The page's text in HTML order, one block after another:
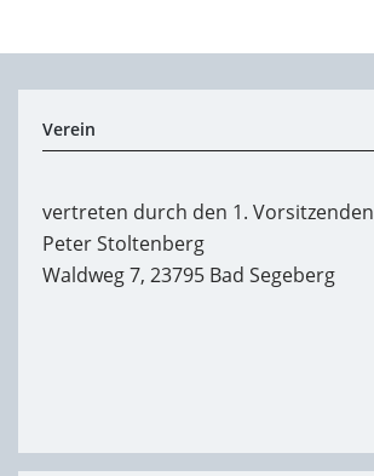
Verein
vertreten durch den 1. Vorsitzenden
Peter Stoltenberg
Waldweg 7, 23795 Bad Segeberg